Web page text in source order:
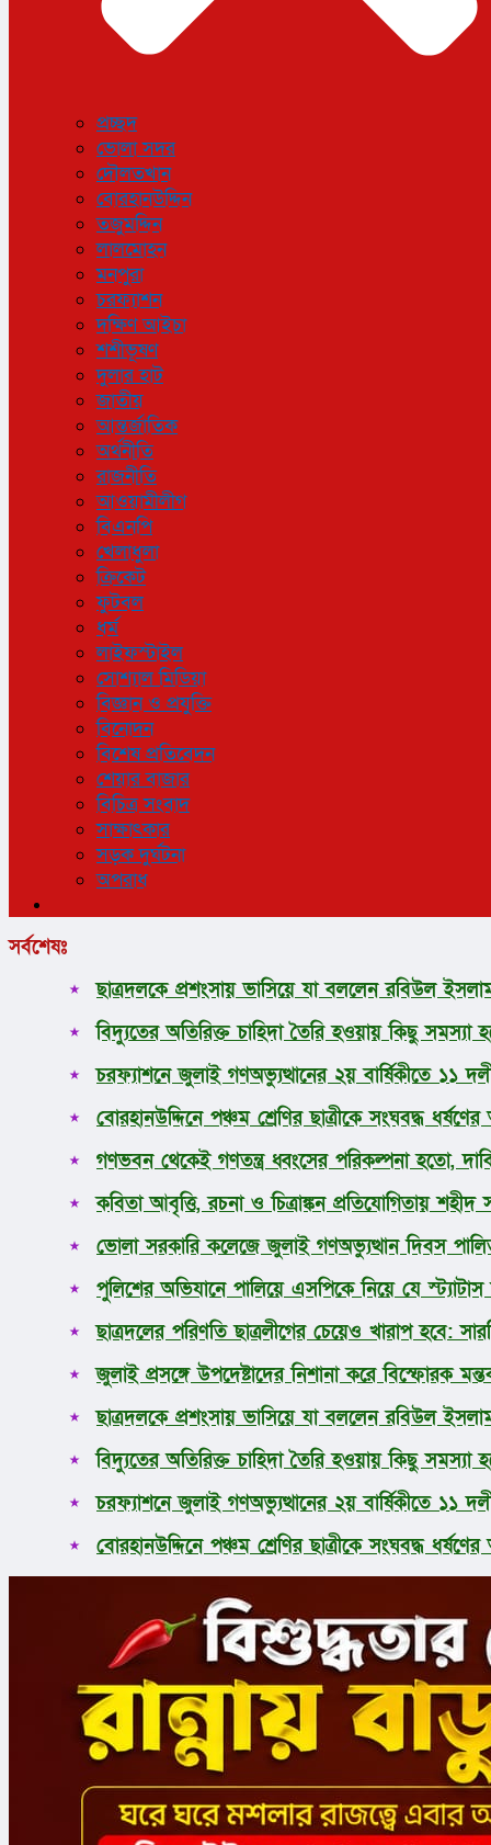
প্রচ্ছদ
ভোলা সদর
দৌলতখান
বোরহানউদ্দিন
তজুমদ্দিন
লালমোহন
মনপুরা
চরফ্যাশন
দক্ষিণ আইচা
শশীভূষণ
দুলার হাট
জাতীয়
আন্তর্জাতিক
অর্থনীতি
রাজনীতি
আওয়ামীলীগ
বিএনপি
খেলাধুলা
ক্রিকেট
ফুটবল
ধর্ম
লাইফস্টাইল
সোশ্যাল মিডিয়া
বিজ্ঞান ও প্রযুক্তি
বিনোদন
বিশেষ প্রতিবেদন
শেয়ার বাজার
বিচিত্র সংবাদ
সাক্ষাৎকার
সড়ক দুর্ঘটনা
অপরাধ
সর্বশেষঃ
ছাত্রদলকে প্রশংসায় ভাসিয়ে যা বললেন রবিউল
বিদ্যুতের অতিরিক্ত চাহিদা তৈরি হওয়ায় কিছু সমস্যা
চরফ্যাশনে জুলাই গণঅভ্যুত্থানের ২য় বার্ষিকীতে ১১
বোরহানউদ্দিনে পঞ্চম শ্রেণির ছাত্রীকে সংঘবদ্ধ
গণভবন থেকেই গণতন্ত্র ধ্বংসের পরিকল্পনা হতো,
কবিতা আবৃত্তি, রচনা ও চিত্রাঙ্কন প্রতিযোগিতায়
ভোলা সরকারি কলেজে জুলাই গণঅভ্যুত্থান দিবস
পুলিশের অভিযানে পালিয়ে এসপিকে নিয়ে যে স্ট্যাটাস
ছাত্রদলের পরিণতি ছাত্রলীগের চেয়েও খারাপ হবে:
জুলাই প্রসঙ্গে উপদেষ্টাদের নিশানা করে বিস্ফোরক
ছাত্রদলকে প্রশংসায় ভাসিয়ে যা বললেন রবিউল
বিদ্যুতের অতিরিক্ত চাহিদা তৈরি হওয়ায় কিছু সমস্যা
চরফ্যাশনে জুলাই গণঅভ্যুত্থানের ২য় বার্ষিকীতে ১১
বোরহানউদ্দিনে পঞ্চম শ্রেণির ছাত্রীকে সংঘবদ্ধ